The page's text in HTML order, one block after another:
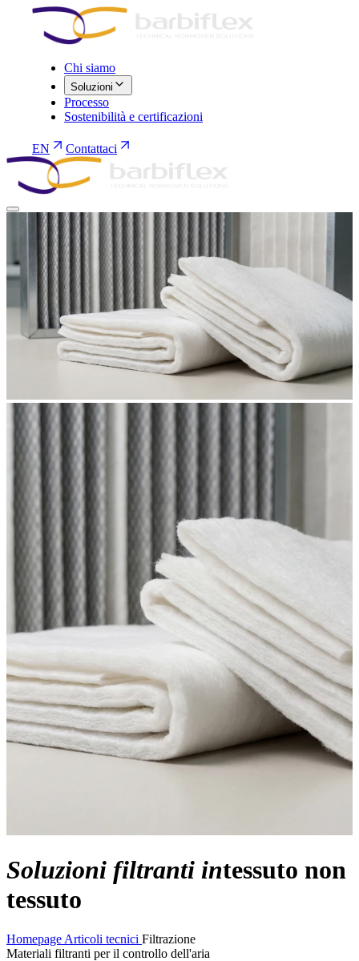
Chi siamo
Soluzioni
Processo
Sostenibilità e certificazioni
EN Contattaci
Soluzioni filtranti intessuto non
tessuto
Homepage Articoli tecnici Filtrazione
Materiali filtranti per il controllo dell'aria